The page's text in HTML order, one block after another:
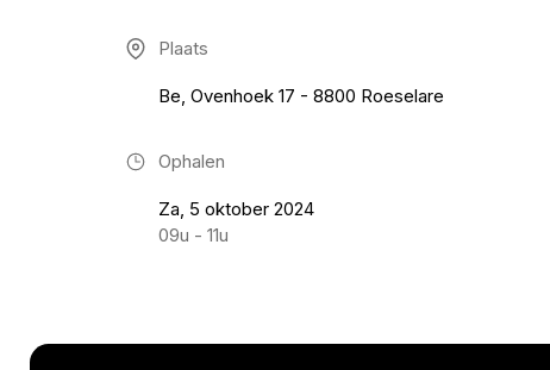
Plaats
Be, Ovenhoek 17 - 8800 Roeselare
Ophalen
Za, 5 oktober 2024
09u - 11u